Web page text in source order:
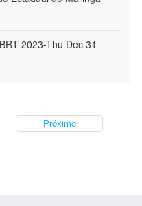
2023-Thu Dec 31
Próximo